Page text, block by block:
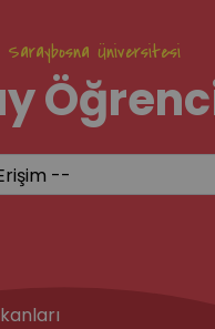
Saraybosna Üniversitesi